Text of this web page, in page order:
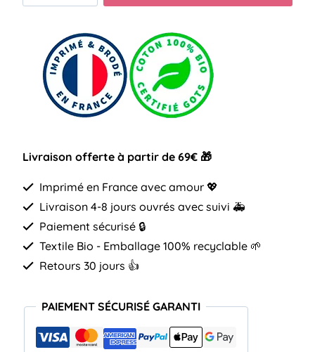
pharmacienne
déchire
arc-
Livraison offerte à partir de 69€ 🎁
Imprimé en France avec amour 💖
Livraison 4-8 jours ouvrés avec suivi 🚑
Paiement sécurisé 🔒
Textile Bio - Emballage 100% recyclable 🌱
Retours 30 jours 👍
PAIEMENT SÉCURISÉ GARANTI